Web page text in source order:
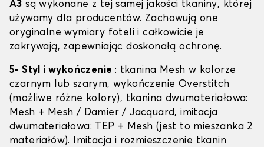
A3 są wykonane z tej samej jakości tkaniny, której
używamy dla producentów. Zachowują one
oryginalne wymiary foteli i całkowicie je
zakrywają, zapewniając doskonałą ochronę.
5- Styl i wykończenie : tkanina Mesh w kolorze
czarnym lub szarym, wykończenie Overstitch
(możliwe różne kolory), tkanina dwumateriałowa:
Mesh + Mesh / Damier / Jacquard, imitacja
dwumateriałowa: TEP + Mesh (jest to mieszanka 2
materiałów). Imitacja i rozmieszczenie tkanin